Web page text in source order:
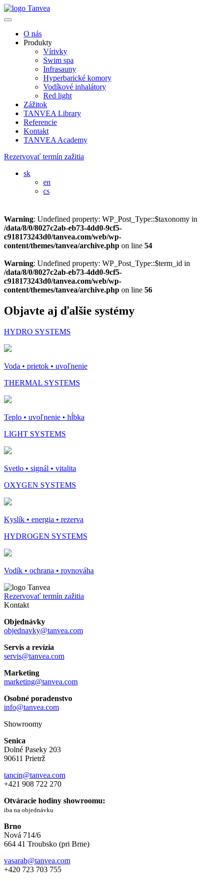
O nás
Produkty
Vírivky
Swim spa
Infrasauny
Hyperbarické komory
Vodíkové inhalátory
Red light
Zážitok
TANVEA Library
Referencie
Kontakt
TANVEA Academy
Rezervovať termín zažitia
sk
en
cs
Warning: Undefined property: WP_Post_Type::$taxonomy in
/data/8/0/8027c2ab-eb73-4dd0-9cf5-
c918173243d0/tanvea.com/web/wp-
content/themes/tanvea/archive.php on line 54
Warning: Undefined property: WP_Post_Type::$term_id in
/data/8/0/8027c2ab-eb73-4dd0-9cf5-
c918173243d0/tanvea.com/web/wp-
content/themes/tanvea/archive.php on line 56
Objavte aj ďalšie systémy
HYDRO SYSTEMS
Voda • prietok • uvoľnenie
THERMAL SYSTEMS
Teplo • uvoľnenie • hĺbka
LIGHT SYSTEMS
Svetlo • signál • vitalita
OXYGEN SYSTEMS
Kyslík • energia • rezerva
HYDROGEN SYSTEMS
Vodík • ochrana • rovnováha
Rezervovať termín zažitia
Kontakt
Objednávky
objednavky@tanvea.com
Servis a revízia
servis@tanvea.com
Marketing
marketing@tanvea.com
Osobné poradenstvo
info@tanvea.com
Showroomy
Senica
Dolné Paseky 203
90611 Prietrž
tancin@tanvea.com
+421 908 722 270
Otváracie hodiny showroomu:
iba na objednávku
Brno
Nová 714/6
664 41 Troubsko (pri Brne)
vasarab@tanvea.com
+420 723 703 755